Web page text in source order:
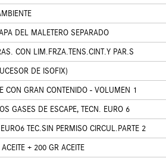
DEL MALETERO SEPARADO
CON LIM.FRZA.TENS.CINT.Y PAR.S
DE ISOFIX)
CON GRAN CONTENIDO - VOLUMEN 1
GASES DE ESCAPE, TECN. EURO 6
TEC.SIN PERMISO CIRCUL.PARTE 2
+ 200 GR ACEITE